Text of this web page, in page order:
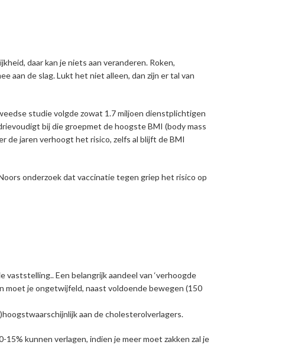
daar kan je niets aan veranderen. Roken,
aan de slag. Lukt het niet alleen, dan zijn er tal van
studie volgde zowat 1.7 miljoen dienstplichtigen
bij die groepmet de hoogste BMI (body mass
de jaren verhoogt het risico, zelfs al blijft de BMI
onderzoek dat vaccinatie tegen griep het risico op
Een belangrijk aandeel van ‘verhoogde
moet je ongetwijfeld, naast voldoende bewegen (150
)hoogstwaarschijnlijk aan de cholesterolverlagers.
kunnen verlagen, indien je meer moet zakken zal je